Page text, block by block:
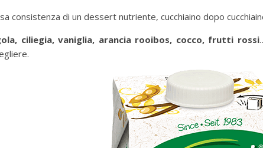
consistenza di un dessert nutriente, cucchiaino dopo
ciliegia, vaniglia, arancia rooibos, cocco, frutti rossi